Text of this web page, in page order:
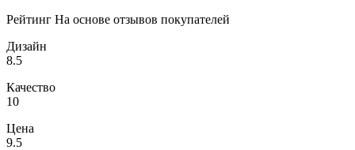
Рейтинг На основе отзывов покупателей
Дизайн
8.5
Качество
10
Цена
9.5